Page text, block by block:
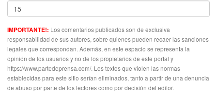
IMPORTANTE!: Los comentarios publicados son de exclusiva
responsabilidad de sus autores, sobre quienes pueden recaer las sanciones
legales que correspondan. Además, en este espacio se representa la
opinión de los usuarios y no de los propietarios de este portal y
https://www.partedeprensa.com/. Los textos que violen las normas
establecidas para este sitio serían eliminados, tanto a partir de una denuncia
de abuso por parte de los lectores como por decisión del editor.